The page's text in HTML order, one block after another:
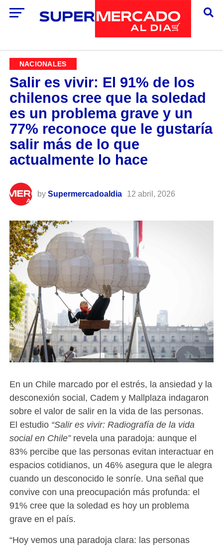
NACIONALES
Salir es vivir: El 91% de los
chilenos cree que la soledad
es un problema grave y un
77% reconoce que le gustaría
salir más de lo que
actualmente lo hace
by Supermercadoaldia 12 abril, 2026
En un Chile marcado por el estrés, la ansiedad y la
desconexión social, Cadem y Mallplaza indagaron
sobre el valor de salir en la vida de las personas.
El estudio “Salir es vivir: Radiografía de la vida
social en Chile”revela una paradoja: aunque el
83% percibe que las personas evitan interactuar en
espacios cotidianos, un 46% asegura que le alegra
cuando un desconocido le sonríe. Una señal que
convive con una preocupación más profunda: el
91% cree que la soledad es hoy un problema
grave en el país.
“Hoy vemos una paradoja clara: las personas